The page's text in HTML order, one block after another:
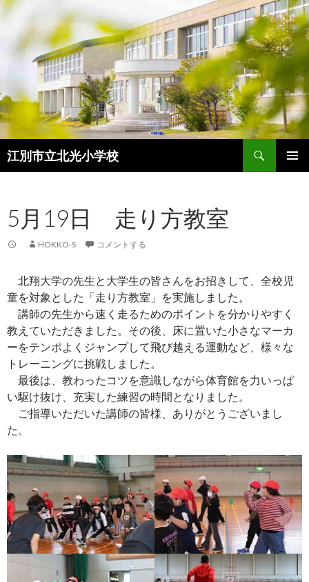
江別市立北光小学校
索
ン
ツ
へ
プ
5月19日 走り方教室
HOKKO-S コメントする
北翔大学の先生と大学生の皆さんをお招きして、全校児
童を対象とした「走り方教室」を実施しました。
講師の先生から速く走るためのポイントを分かりやすく
教えていただきました。その後、床に置いた小さなマーカ
ーをテンポよくジャンプして飛び越える運動など、様々な
トレーニングに挑戦しました。
最後は、教わったコツを意識しながら体育館を力いっぱ
い駆け抜け、充実した練習の時間となりました。
ご指導いただいた講師の皆様、ありがとうございまし
た。